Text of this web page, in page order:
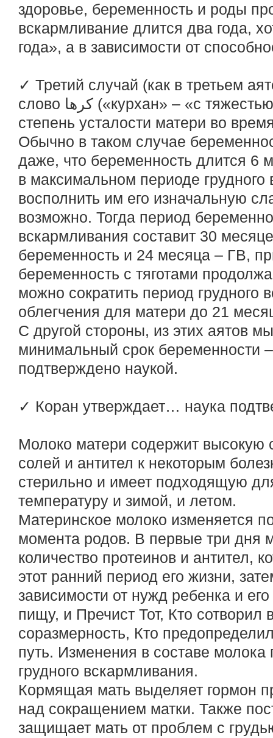
здоровье, беременность и роды
вскармливание длится два года,
года», а в зависимости от
✓ Третий случай (как в третьем
слово كرها («курхан» – «с тяжестью», «тяжело»), описывая
степень усталости матери во
Обычно в таком случае
даже, что беременность длится 6
в максимальном периоде
восполнить им его изначальную
возможно. Тогда период
вскармливания составит 30
беременность и 24 месяца – ГВ,
беременность с тяготами
можно сократить период грудного
облегчения для матери до 21
С другой стороны, из этих аятов
минимальный срок беременности
подтверждено наукой.
✓ Коран утверждает… наука
Молоко матери содержит высокую
солей и антител к некоторым
стерильно и имеет подходящую
температуру и зимой, и летом.
Материнское молоко изменяется
момента родов. В первые три дня
количество протеинов и антител,
этот ранний период его жизни,
зависимости от нужд ребенка и
пищу, и Пречист Тот, Кто
соразмерность, Кто
путь. Изменения в составе
грудного вскармливания.
Кормящая мать выделяет гормон
над сокращением матки. Также
защищает мать от проблем с